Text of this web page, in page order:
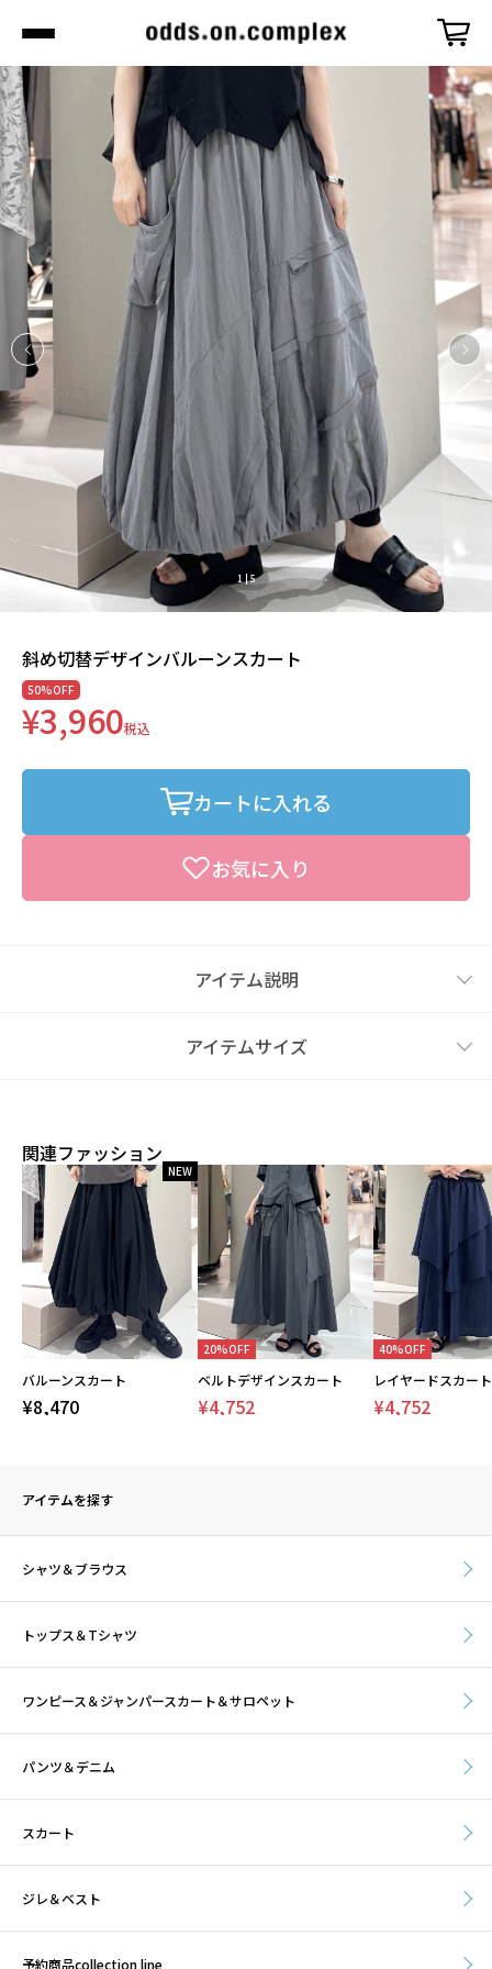
1 |5
斜め切替デザインバルーンスカート
50%OFF
¥3,960税込
カートに入れる
お気に入り
アイテム説明
アイテムサイズ
関連ファッション
NEW
バルーンスカート
¥8,470
20%OFF
ベルトデザインスカート
¥4,752
40%OFF
レイヤードスカート
¥4,752
アイテムを探す
シャツ＆ブラウス
トップス＆Tシャツ
ワンピース＆ジャンパースカート＆サロペット
パンツ＆デニム
スカート
ジレ＆ベスト
予約商品collection line